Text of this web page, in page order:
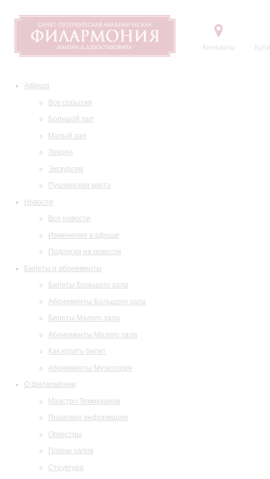
Контакты
Афиша
Все события
Большой зал
Малый зал
Лекции
Экскурсии
Пушкинская карта
Новости
Все новости
Изменения в афише
Подписка на новости
Билеты и абонементы
Билеты Большого зала
Абонементы Большого зала
Билеты Малого зала
Абонементы Малого зала
Как купить билет
Абонементы Музитория
О филармонии
Маэстро Темирканов
Правовая информация
Оркестры
Планы залов
Структура